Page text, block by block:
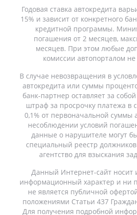
Годовая ставка автокредита
15% и зависит от конкретного
кредитной программы.
погашения от 2 месяцев,
месяцев. При этом любые
комиссии автопорталом
В случае невозвращения в
автокредита или суммы
банк-партнер оставляет за
штраф за просрочку платежа в
0,1% от первоначальной суммы
несоблюдении условий
данные о нарушителе могут
специальный реестр должников
агентство для взыскания
Данный Интернет-сайт носит
информационный характер и ни
не является публичной
положениями Статьи 437
Для получения подробной